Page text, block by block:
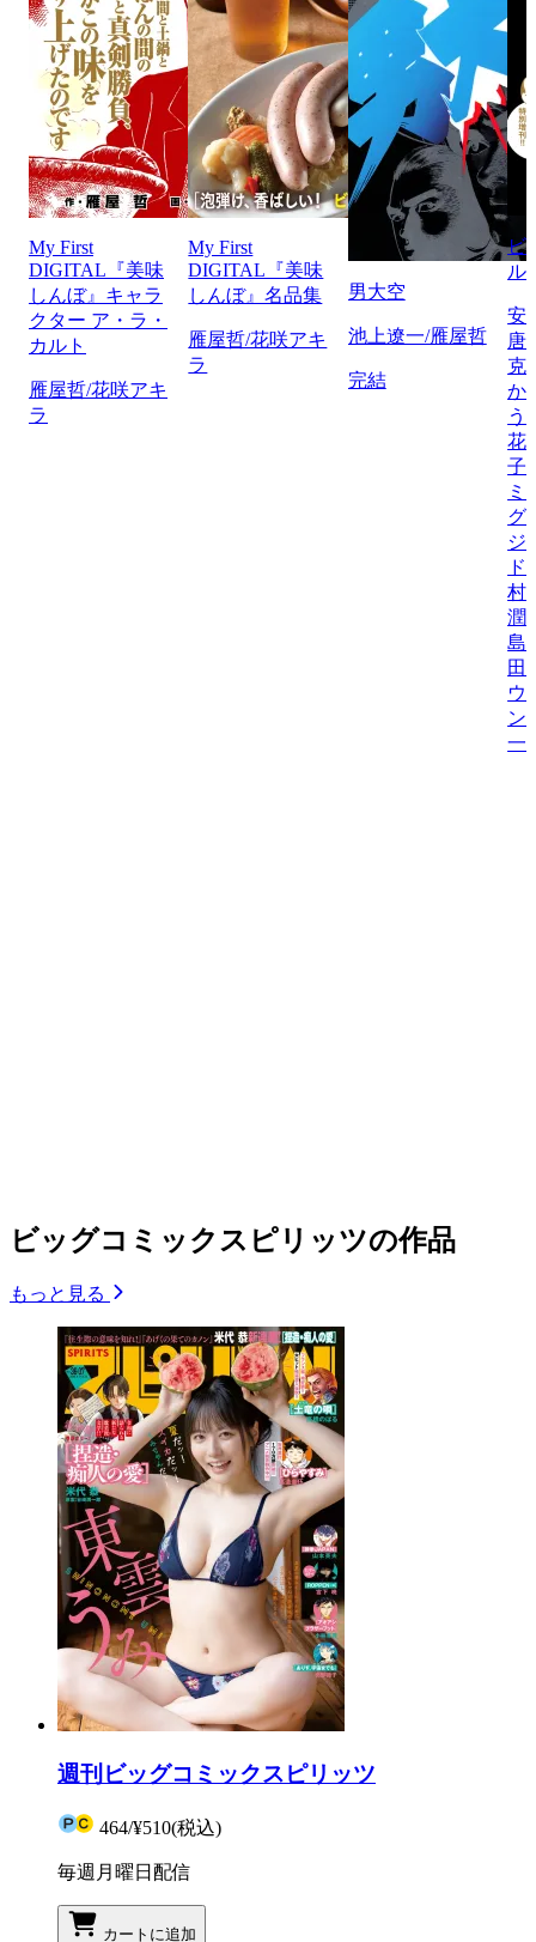
My First
DIGITAL『美味
しんぼ』キャラ
クター ア・ラ・
カルト
雁屋哲/花咲アキ
ラ
My First
DIGITAL『美味
しんぼ』名品集
雁屋哲/花咲アキ
ラ
男大空
池上遼一/雁屋哲
完結
ビ
ル
安
唐
克
か
う
花
子/
ミ
グ
ジ
ド
村
潤/
島
田
ウ
ン
一
ビッグコミックスピリッツの作品
もっと見る
週刊ビッグコミックスピリッツ
464/¥510(税込)
毎週月曜日配信
カートに追加